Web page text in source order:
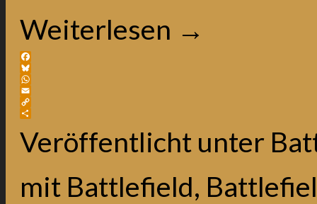
Weiterlesen →
Facebook
Bluesky
WhatsApp
Email
Copy
Veröffentlicht unter
mit Battlefield,